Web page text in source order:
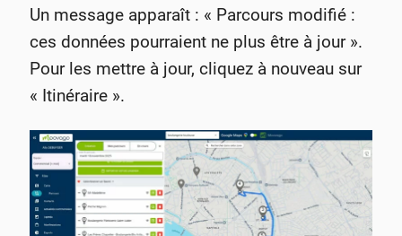
Un message apparaît : « Parcours modifié :
ces données pourraient ne plus être à jour ».
Pour les mettre à jour, cliquez à nouveau sur
« Itinéraire ».